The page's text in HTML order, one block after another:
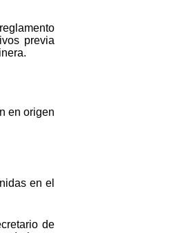
previa
en origen
en el
de